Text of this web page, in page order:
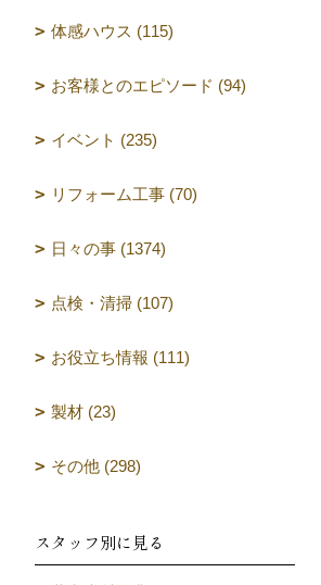
体感ハウス (115)
お客様とのエピソード (94)
イベント (235)
リフォーム工事 (70)
日々の事 (1374)
点検・清掃 (107)
お役立ち情報 (111)
製材 (23)
その他 (298)
スタッフ別に見る